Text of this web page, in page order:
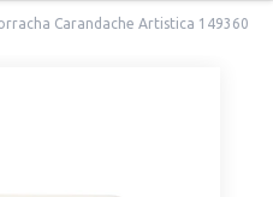
Carandache Artistica 149360